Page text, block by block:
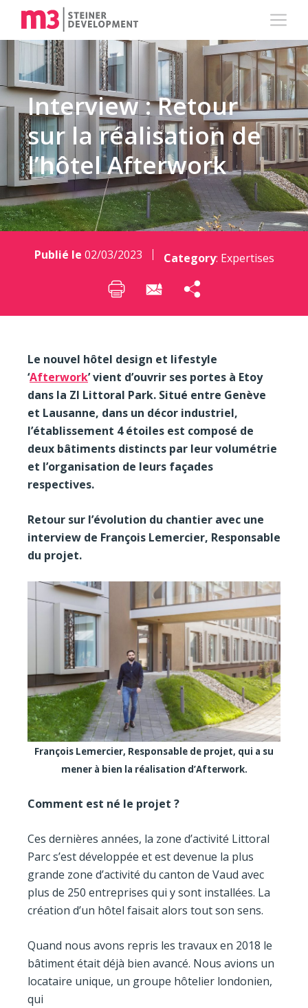
Interview : Retour
sur la réalisation de
l’hôtel Afterwork
Publié le 02/03/2023 Category: Expertises
Le nouvel hôtel design et lifestyle
‘Afterwork’ vient d’ouvrir ses portes à Etoy
dans la ZI Littoral Park. Situé entre Genève
et Lausanne, dans un décor industriel,
l’établissement 4 étoiles est composé de
deux bâtiments distincts par leur volumétrie
et l’organisation de leurs façades
respectives.
Retour sur l’évolution du chantier avec une
interview de François Lemercier, Responsable
du projet.
François Lemercier, Responsable de projet, qui a su
mener à bien la réalisation d’Afterwork.
Comment est né le projet ?
Ces dernières années, la zone d’activité Littoral
Parc s’est développée et est devenue la plus
grande zone d’activité du canton de Vaud avec
plus de 250 entreprises qui y sont installées. La
création d’un hôtel faisait alors tout son sens.
Quand nous avons repris les travaux en 2018 le
bâtiment était déjà bien avancé. Nous avions un
locataire unique, un groupe hôtelier londonien,
qui